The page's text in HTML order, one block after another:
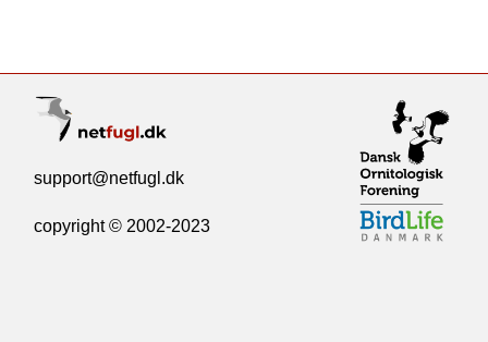
support@netfugl.dk
copyright © 2002-2023